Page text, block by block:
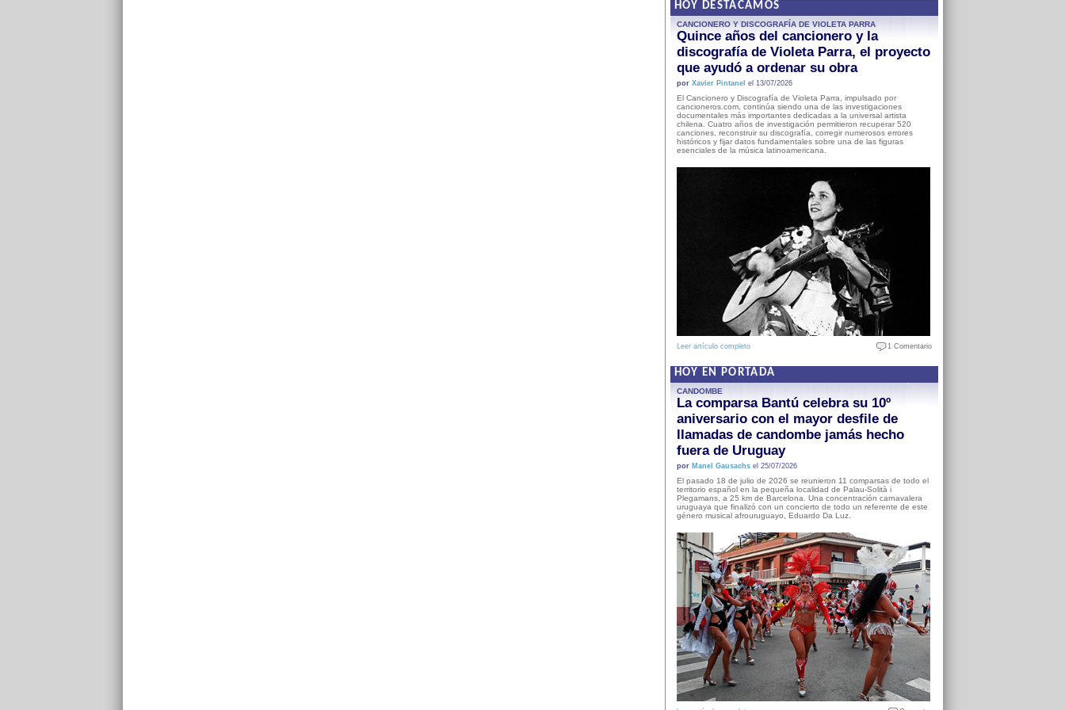
HOY DESTACAMOS
CANCIONERO Y DISCOGRAFÍA DE VIOLETA PARRA
Quince años del cancionero y la
discografía de Violeta Parra, el proyecto
que ayudó a ordenar su obra
por Xavier Pintanel el 13/07/2026
El Cancionero y Discografía de Violeta Parra, impulsado por
cancioneros.com, continúa siendo una de las investigaciones
documentales más importantes dedicadas a la universal artista
chilena. Cuatro años de investigación permitieron recuperar 520
canciones, reconstruir su discografía, corregir numerosos errores
históricos y fijar datos fundamentales sobre una de las figuras
esenciales de la música latinoamericana.
Leer artículo completo 1 Comentario
HOY EN PORTADA
CANDOMBE
La comparsa Bantú celebra su 10º
aniversario con el mayor desfile de
llamadas de candombe jamás hecho
fuera de Uruguay
por Manel Gausachsel 25/07/2026
El pasado 18 de julio de 2026 se reunieron 11 comparsas de todo el
territorio español en la pequeña localidad de Palau-Solità i
Plegamans, a 25 km de Barcelona. Una concentración carnavalera
uruguaya que finalizó con un concierto de todo un referente de este
género musical afrouruguayo, Eduardo Da Luz.